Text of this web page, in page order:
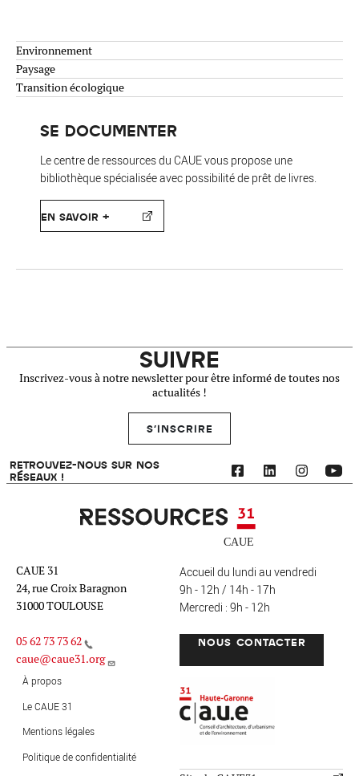
Environnement
Paysage
Transition écologique
SE DOCUMENTER
Le centre de ressources du CAUE vous propose une
bibliothèque spécialisée avec possibilité de prêt de livres.
EN SAVOIR +
SUIVRE
Inscrivez-vous à notre newsletter pour être informé de toutes nos
actualités !
S'INSCRIRE
RETROUVEZ-NOUS SUR NOS
RÉSEAUX !
Ressources 31
CAUE 31
24, rue Croix Baragnon
31000 TOULOUSE
05 62 73 73 62
caue@caue31.org
Accueil du lundi au vendredi
9h - 12h / 14h - 17h
Mercredi : 9h - 12h
NOUS CONTACTER
MENU PIED DE PAGE
À propos
Le CAUE 31
Mentions légales
Politique de confidentialité